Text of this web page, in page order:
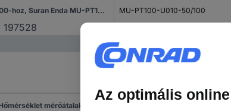
Hőmérséklet mérőátalakító Pt 100-hoz, Suran Enda MU-PT100-U010-50/100
197528
MU-PT100-U010-50/100
MU-PT100-I420-50/100